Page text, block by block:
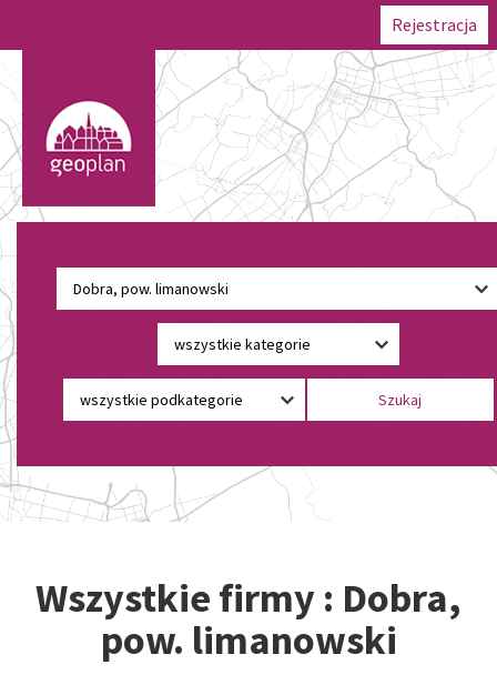
Rejestracja
Wszystkie firmy : Dobra,
pow. limanowski